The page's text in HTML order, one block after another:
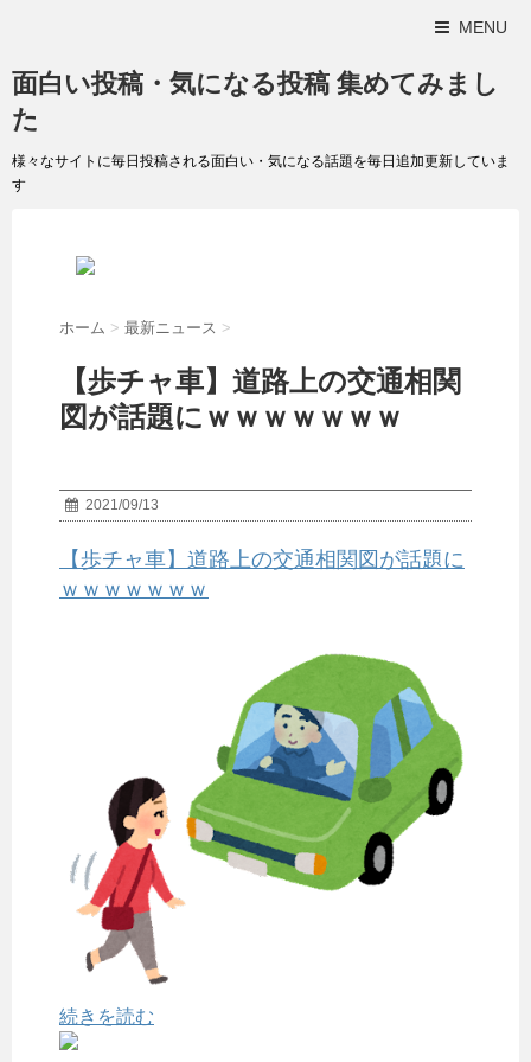
MENU
面白い投稿・気になる投稿 集めてみまし
た
様々なサイトに毎日投稿される面白い・気になる話題を毎日追加更新していま
す
ホーム > 最新ニュース >
【歩チャ車】道路上の交通相関
図が話題にｗｗｗｗｗｗｗ
2021/09/13
【歩チャ車】道路上の交通相関図が話題に
ｗｗｗｗｗｗｗ
続きを読む